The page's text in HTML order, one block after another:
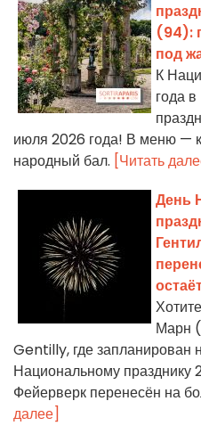
(94):
под
К
года
июля 2026 года! В меню —
народный бал. [Читать
День
Марн
Gentilly, где запланирован
Национальному празднику
Фейерверк перенесён на
далее]